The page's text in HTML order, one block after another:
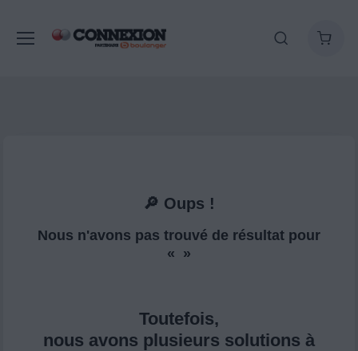
🔎 Oups !
Nous n'avons pas trouvé de résultat pour
« »
Toutefois,
nous avons plusieurs solutions à